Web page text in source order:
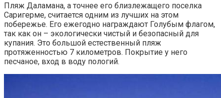
Пляж Даламана, а точнее его близлежащего поселка
Саригерме, считается одним из лучших на этом
побережье. Его ежегодно награждают Голубым флагом,
так как он – экологически чистый и безопасный для
купания. Это большой естественный пляж
протяженностью 7 километров. Покрытие у него
песчаное, вход в воду пологий.